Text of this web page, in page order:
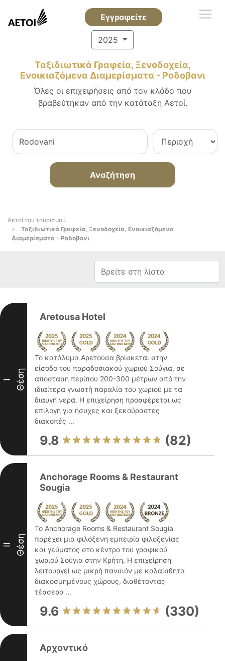
Εγγραφείτε
2025
Ταξιδιωτικά Γραφεία, Ξενοδοχεία,
Ενοικιαζόμενα Διαμερίσματα - Ροδοβανι
Όλες οι επιχειρήσεις από τον κλάδο που
βραβεύτηκαν από την κατάταξη Αετοί.
Αναζήτηση
Αετοί του τουρισμού
Ταξιδιωτικά Γραφεία, Ξενοδοχεία, Ενοικιαζόμενα
Διαμερίσματα - Ροδοβανι
I Θέση
Aretousa Hotel
Το κατάλυμα Αρετούσα βρίσκεται στην
είσοδο του παραδοσιακού χωριού Σούγια, σε
απόσταση περίπου 200-300 μέτρων από την
ιδιαίτερα γνωστή παραλία του χωριού με τα
διαυγή νερά. Η επιχείρηση προσφέρεται ως
επιλογή για ήσυχες και ξεκούραστες
διακοπές ...
9.8 (82)
II Θέση
Anchorage Rooms & Restaurant
Sougia
Το Anchorage Rooms & Restaurant Sougia
παρέχει μια φιλόξενη εμπειρία φιλοξενίας
και γεύματος στο κέντρο του γραφικού
χωριού Σούγια στην Κρήτη. Η επιχείρηση
λειτουργεί ως μικρή πανσιόν με καλαίσθητα
διακοσμημένους χώρους, διαθέτοντας
τέσσερα ...
9.6 (330)
Αρχοντικό